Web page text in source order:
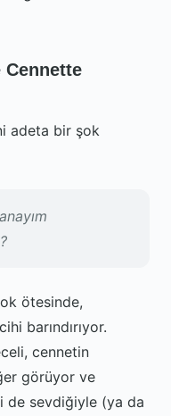
Cennette
adeta bir şok
ötesinde,
barındırıyor.
cennetin
görüyor ve
de sevdiğiyle (ya da